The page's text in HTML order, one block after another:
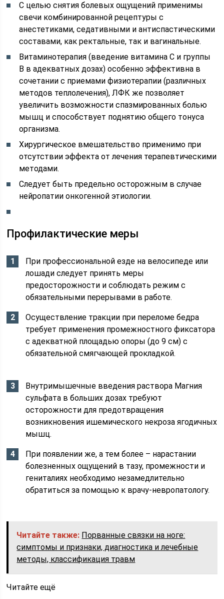
С целью снятия болевых ощущений применимы
свечи комбинированной рецептуры с
анестетиками, седативными и антиспастическими
составами, как ректальные, так и вагинальные.
Витаминотерапия (введение витамина C и группы
B в адекватных дозах) особенно эффективна в
сочетании с приемами физиотерапии (различных
методов теплолечения), ЛФК же позволяет
увеличить возможности спазмированных болью
мышц и способствует поднятию общего тонуса
организма.
Хирургическое вмешательство применимо при
отсутствии эффекта от лечения терапевтическими
методами.
Следует быть предельно осторожным в случае
нейропатии онкогенной этиологии.
Профилактические меры
При профессиональной езде на велосипеде или
лошади следует принять меры
предосторожности и соблюдать режим с
обязательными перерывами в работе.
Осуществление тракции при переломе бедра
требует применения промежностного фиксатора
с адекватной площадью опоры (до 9 см) с
обязательной смягчающей прокладкой.
Внутримышечные введения раствора Магния
сульфата в больших дозах требуют
осторожности для предотвращения
возникновения ишемического некроза ягодичных
мышц.
При появлении же, а тем более – нарастании
болезненных ощущений в тазу, промежности и
гениталиях необходимо незамедлительно
обратиться за помощью к врачу-невропатологу.
Читайте также: Порванные связки на ноге:
симптомы и признаки, диагностика и лечебные
методы, классификация травм
Читайте ещё